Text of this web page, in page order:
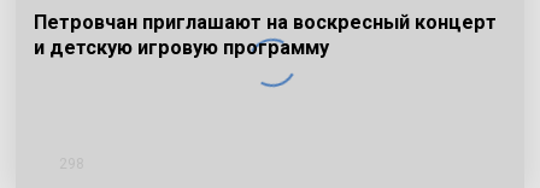
Петровчан приглашают на воскресный концерт
и детскую игровую программу